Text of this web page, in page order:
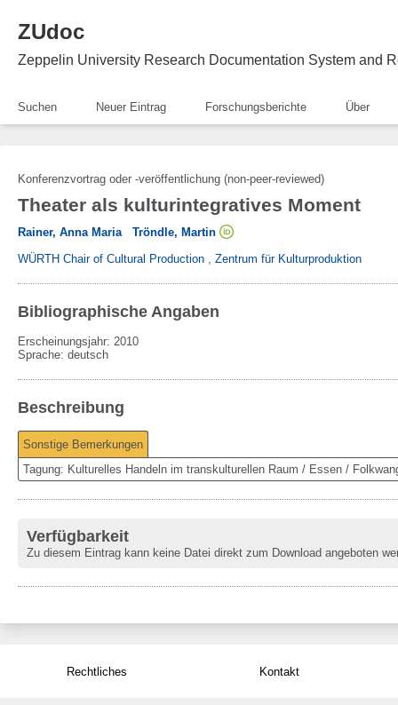
ZUdoc
Zeppelin University Research Documentation System and
Suchen Neuer Eintrag Forschungsberichte Über
Konferenzvortrag oder -veröffentlichung (non-peer-reviewed)
Theater als kulturintegratives Moment
Rainer, Anna Maria Tröndle, Martin
WÜRTH Chair of Cultural Production , Zentrum für Kulturproduktion
Bibliographische Angaben
Erscheinungsjahr: 2010
Sprache: deutsch
Beschreibung
Sonstige Bemerkungen
Tagung: Kulturelles Handeln im transkulturellen Raum / Essen /
Verfügbarkeit
Zu diesem Eintrag kann keine Datei direkt zum Download angeboten
Rechtliches Kontakt